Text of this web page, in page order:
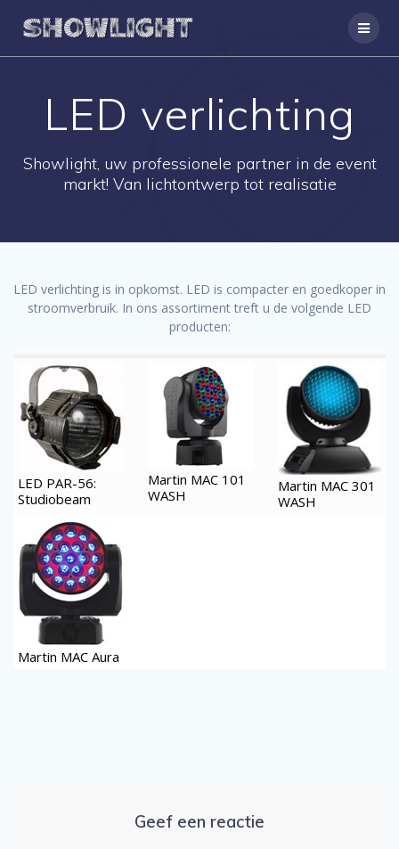
LED verlichting
Showlight, uw professionele partner in de event
markt! Van lichtontwerp tot realisatie
LED verlichting is in opkomst. LED is compacter en goedkoper in
stroomverbruik. In ons assortiment treft u de volgende LED
producten:
LED PAR-56:
Studiobeam
Martin MAC 101
WASH
Martin MAC 301
WASH
Martin MAC Aura
Geef een reactie